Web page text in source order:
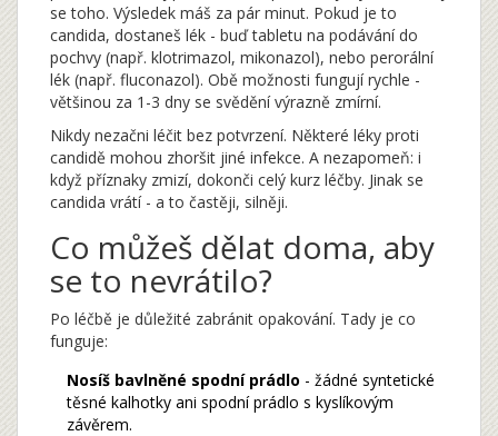
se toho. Výsledek máš za pár minut. Pokud je to
candida, dostaneš lék - buď tabletu na podávání do
pochvy (např. klotrimazol, mikonazol), nebo perorální
lék (např. fluconazol). Obě možnosti fungují rychle -
většinou za 1-3 dny se svědění výrazně zmírní.
Nikdy nezačni léčit bez potvrzení. Některé léky proti
candidě mohou zhoršit jiné infekce. A nezapomeň: i
když příznaky zmizí, dokonči celý kurz léčby. Jinak se
candida vrátí - a to častěji, silněji.
Co můžeš dělat doma, aby
se to nevrátilo?
Po léčbě je důležité zabránit opakování. Tady je co
funguje:
Nosíš bavlněné spodní prádlo - žádné syntetické
těsné kalhotky ani spodní prádlo s kyslíkovým
závěrem.